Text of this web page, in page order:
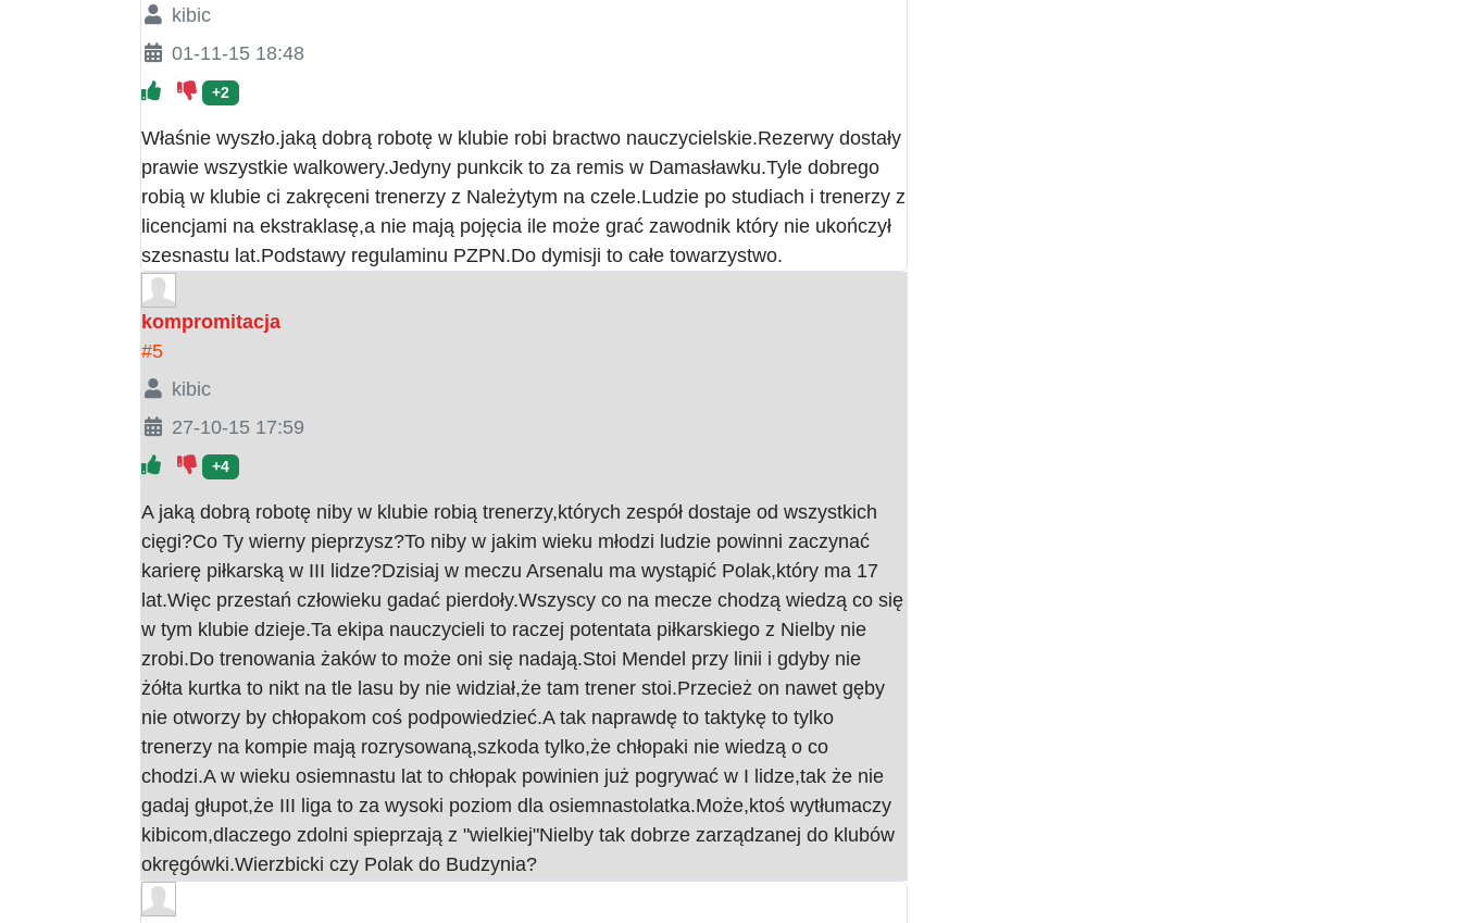
kibic
01-11-15 18:48
+2
Właśnie wyszło.jaką dobrą robotę w klubie robi bractwo nauczycielskie.Rezerwy dostały
prawie wszystkie walkowery.Jedyny punkcik to za remis w Damasławku.Tyle dobrego
robią w klubie ci zakręceni trenerzy z Należytym na czele.Ludzie po studiach i trenerzy z
licencjami na ekstraklasę,a nie mają pojęcia ile może grać zawodnik który nie ukończył
szesnastu lat.Podstawy regulaminu PZPN.Do dymisji to całe towarzystwo.
kompromitacja
#5
kibic
27-10-15 17:59
+4
A jaką dobrą robotę niby w klubie robią trenerzy,których zespół dostaje od wszystkich
cięgi?Co Ty wierny pieprzysz?To niby w jakim wieku młodzi ludzie powinni zaczynać
karierę piłkarską w III lidze?Dzisiaj w meczu Arsenalu ma wystąpić Polak,który ma 17
lat.Więc przestań człowieku gadać pierdoły.Wszyscy co na mecze chodzą wiedzą co się
w tym klubie dzieje.Ta ekipa nauczycieli to raczej potentata piłkarskiego z Nielby nie
zrobi.Do trenowania żaków to może oni się nadają.Stoi Mendel przy linii i gdyby nie
żółta kurtka to nikt na tle lasu by nie widział,że tam trener stoi.Przecież on nawet gęby
nie otworzy by chłopakom coś podpowiedzieć.A tak naprawdę to taktykę to tylko
trenerzy na kompie mają rozrysowaną,szkoda tylko,że chłopaki nie wiedzą o co
chodzi.A w wieku osiemnastu lat to chłopak powinien już pogrywać w I lidze,tak że nie
gadaj głupot,że III liga to za wysoki poziom dla osiemnastolatka.Może,ktoś wytłumaczy
kibicom,dlaczego zdolni spieprzają z "wielkiej"Nielby tak dobrze zarządzanej do klubów
okręgówki.Wierzbicki czy Polak do Budzynia?